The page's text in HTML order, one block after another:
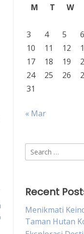
M
T W
3
4 5 6
10
11 12
17
18 19
24
25 26
31
« Mar
Search
for:
Recent
Menikmati
Taman Hutan